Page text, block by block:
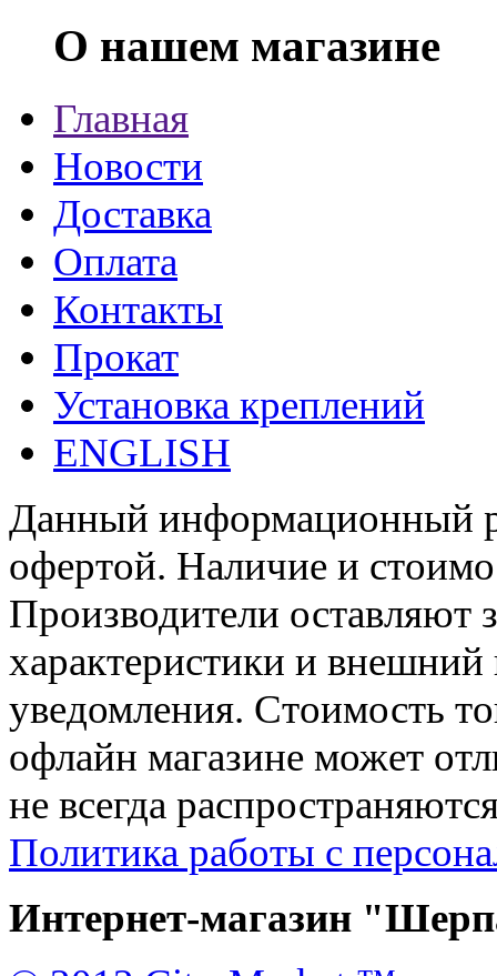
О нашем магазине
Главная
Новости
Доставка
Оплата
Контакты
Прокат
Установка креплений
ENGLISH
Данный информационный
офертой. Наличие и
Производители оставляют
характеристики и внешний
уведомления. Стоимость
офлайн магазине может
не всегда
Политика работы с
Интернет-магазин